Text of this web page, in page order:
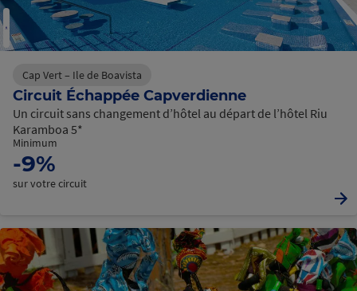
Cap Vert – Ile de Boavista
Circuit Échappée Capverdienne
Un circuit sans changement d’hôtel au départ de l’hôtel Riu
Karamboa 5*
Minimum
-9%
sur votre circuit